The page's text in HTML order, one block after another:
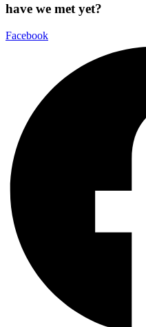
have we met yet?
Facebook